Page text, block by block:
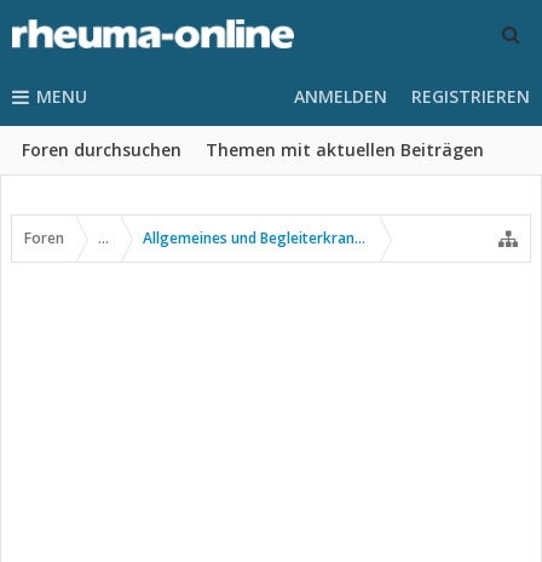
MENU
Foren durchsuchen Themen mit aktuellen Beiträgen
ANMELDEN REGISTRIEREN
Foren ... Allgemeines und Begleiterkrankungen